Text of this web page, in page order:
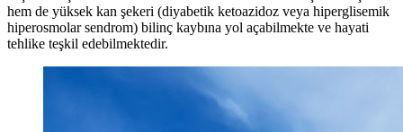
hem de yüksek kan şekeri (diyabetik ketoazidoz veya hiperglisemik
hiperosmolar sendrom) bilinç kaybına yol açabilmekte ve hayati
tehlike teşkil edebilmektedir.